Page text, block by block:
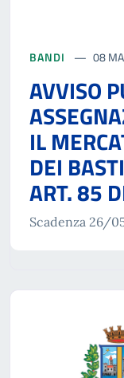
BANDI 08
AVVISO
IL
DEI
ART. 85
Scadenza 26/